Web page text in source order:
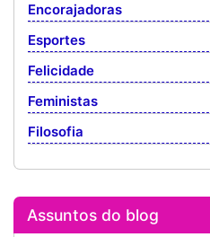
Encorajadoras
Esportes
Felicidade
Feministas
Filosofia
Assuntos do blog